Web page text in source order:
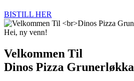
BISTILL HER
Hei, ny venn!
Velkommen Til
Dinos Pizza Grunerløkka